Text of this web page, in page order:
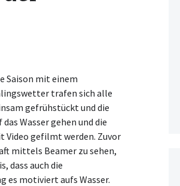
Saison mit einem
trafen sich alle
gefrühstückt und die
Wasser gehen und die
Video gefilmt werden. Zuvor
mittels Beamer zu sehen,
dass auch die
es motiviert aufs Wasser.